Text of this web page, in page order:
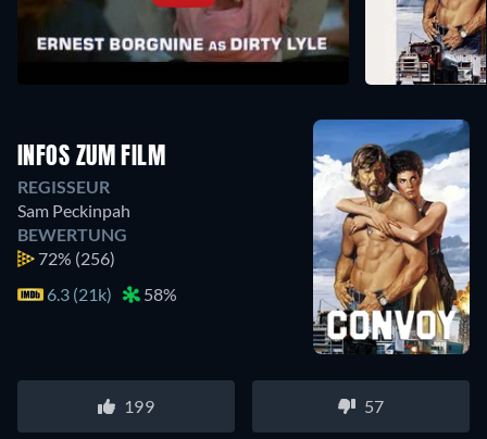
INFOS ZUM FILM
REGISSEUR
Sam Peckinpah
BEWERTUNG
72% (256)
6.3 (21k)
58%
199 57